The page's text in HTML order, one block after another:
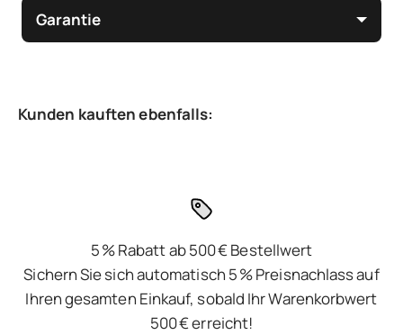
Garantie
5 % Rabatt ab 500 € Bestellwert
Sichern Sie sich automatisch 5 % Preisnachlass auf
Ihren gesamten Einkauf, sobald Ihr Warenkorbwert
500 € erreicht!